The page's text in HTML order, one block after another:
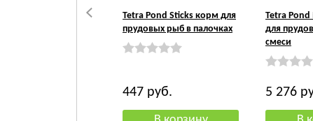
Tetra Pond Sticks корм для
прудовых рыб в палочках
447 руб.
Tetra
для
смеси
5 276